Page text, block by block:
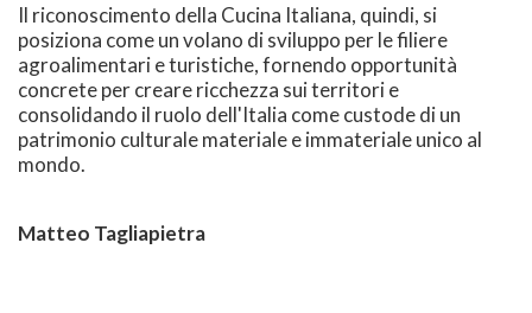
Il riconoscimento della Cucina Italiana, quindi, si
posiziona come un volano di sviluppo per le filiere
agroalimentari e turistiche, fornendo opportunità
concrete per creare ricchezza sui territori e
consolidando il ruolo dell'Italia come custode di un
patrimonio culturale materiale e immateriale unico al
mondo.
Matteo Tagliapietra